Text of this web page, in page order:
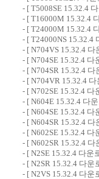
- [ T5008SE 15.32.4
- [ T16000M 15.32.4
- [ T24000M 15.32.4
- [ T24000NS 15.32.4
- [ N704VS 15.32.4 다
- [ N704SE 15.32.4 다
- [ N704SR 15.32.4 다
- [ N704VR 15.32.4 다
- [ N702SE 15.32.4 다
- [ N604E 15.32.4 다
- [ N604SE 15.32.4 다
- [ N604SR 15.32.4 다
- [ N602SE 15.32.4 다
- [ N602SR 15.32.4 다
- [ N2SE 15.32.4 다운
- [ N2SR 15.32.4 다운
- [ N2VS 15.32.4 다운